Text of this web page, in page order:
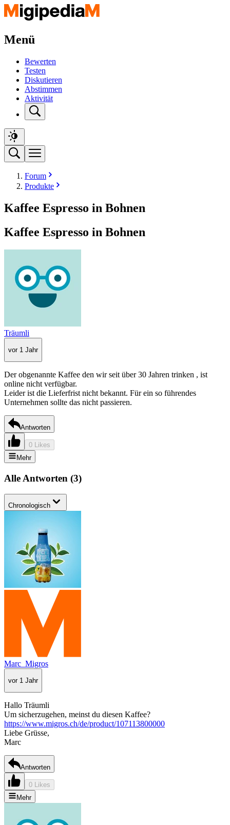
Menü
Bewerten
Testen
Diskutieren
Abstimmen
Aktivität
Forum
Produkte
Kaffee Espresso in Bohnen
Kaffee Espresso in Bohnen
Träumli
vor 1 Jahr
Der obgenannte Kaffee den wir seit über 30 Jahren trinken , ist
online nicht verfügbar.
Leider ist die Lieferfrist nicht bekannt. Für ein so führendes
Unternehmen sollte das nicht passieren.
Antworten
0 Likes
Mehr
Alle Antworten (3)
Chronologisch
Marc_Migros
vor 1 Jahr
Hallo Träumli
Um sicherzugehen, meinst du diesen Kaffee?
https://www.migros.ch/de/product/107113800000
Liebe Grüsse,
Marc
Antworten
0 Likes
Mehr